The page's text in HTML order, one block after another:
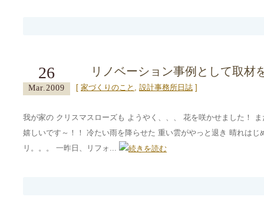
リノベーション事例として取材
26
Mar.2009 [ 家づくりのこと , 設計事務所日誌 ]
我が家の クリスマスローズも ようやく、、、 花を咲かせました！
嬉しいです～！！ 冷たい雨を降らせた 重い雲がやっと退き 晴れはじ
リ。。。 一昨日、リフォ...